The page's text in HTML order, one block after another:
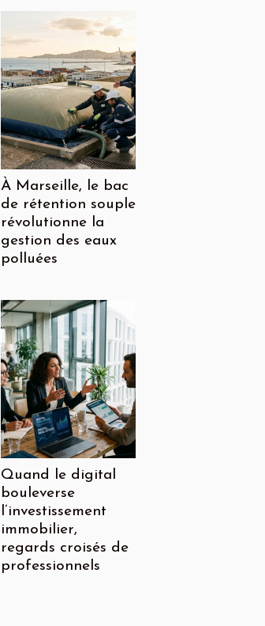
À Marseille, le bac
de rétention souple
révolutionne la
gestion des eaux
polluées
Quand le digital
bouleverse
l’investissement
immobilier,
regards croisés de
professionnels